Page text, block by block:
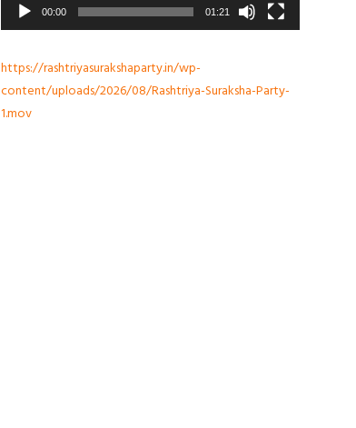
00:00 01:21
https://rashtriyasurakshaparty.in/wp-
content/uploads/2026/08/Rashtriya-Suraksha-Party-
1.mov